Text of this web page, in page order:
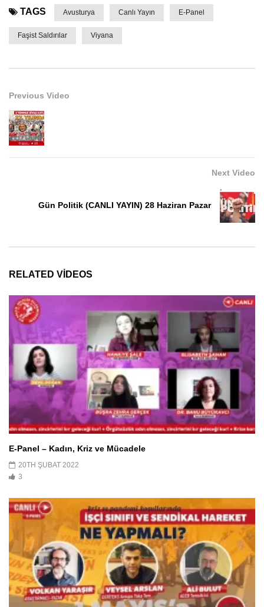
TAGS Avusturya Canlı Yayın E-Panel
Faşist Saldırılar Viyana
Previous Video
Next Video
Gün Politik (CANLI YAYIN) 28 Haziran Pazar
RELATED VIDEOS
E-Panel – Kadın, Kriz ve Mücadele
20TH ŞUBAT 2022
3